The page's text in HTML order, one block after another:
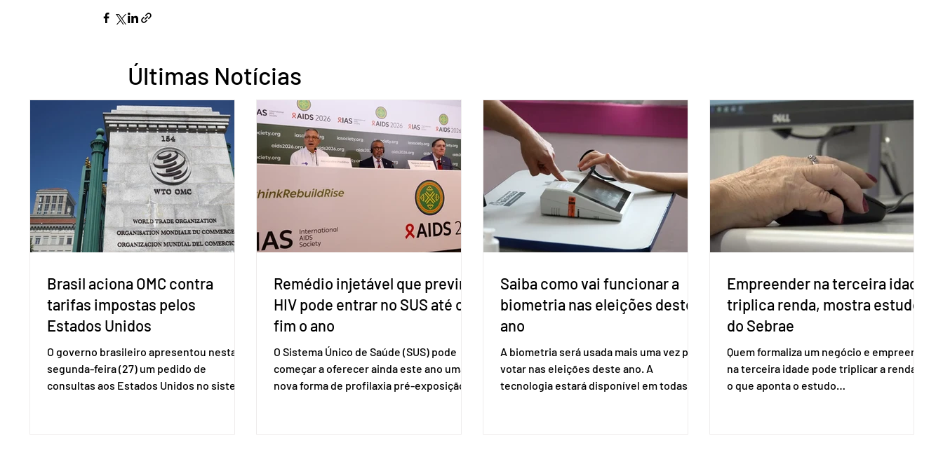
Últimas Notícias
Brasil aciona OMC contra
tarifas impostas pelos
Estados Unidos
O governo brasileiro apresentou nesta
segunda-feira (27) um pedido de
consultas aos Estados Unidos no sistema
Remédio injetável que previne
HIV pode entrar no SUS até o
fim o ano
O Sistema Único de Saúde (SUS) pode
começar a oferecer ainda este ano uma
nova forma de profilaxia pré-exposição
Saiba como vai funcionar a
biometria nas eleições deste
ano
A biometria será usada mais uma vez para
votar nas eleições deste ano. A
tecnologia estará disponível em todas as
Empreender na terceira idade
triplica renda, mostra estudo
do Sebrae
Quem formaliza um negócio e empreende
na terceira idade pode triplicar a renda. É
o que aponta o estudo